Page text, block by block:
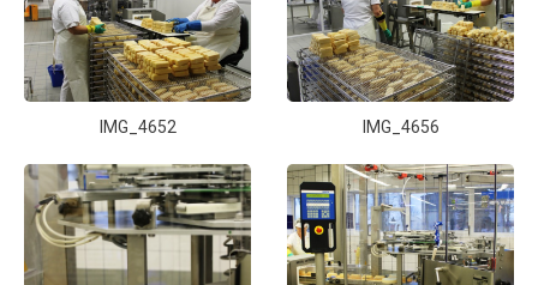
IMG_4652 IMG_4656